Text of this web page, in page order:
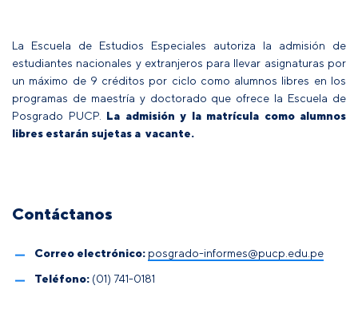
La Escuela de Estudios Especiales autoriza la admisión de
estudiantes nacionales y extranjeros para llevar asignaturas por
un máximo de 9 créditos por ciclo como alumnos libres en los
programas de maestría y doctorado que ofrece la Escuela de
Posgrado PUCP. La admisión y la matrícula como alumnos
libres estarán sujetas a vacante.
Contáctanos
Correo electrónico: posgrado-informes@pucp.edu.pe
Teléfono: (01) 741-0181